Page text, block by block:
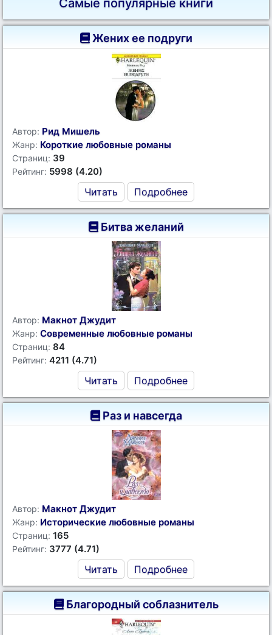
Самые популярные книги
Жених ее подруги
Автор: Рид Мишель
Жанр: Короткие любовные романы
Страниц: 39
Рейтинг: 5998 (4.20)
Читать Подробнее
Битва желаний
Автор: Макнот Джудит
Жанр: Современные любовные романы
Страниц: 84
Рейтинг: 4211 (4.71)
Читать Подробнее
Раз и навсегда
Автор: Макнот Джудит
Жанр: Исторические любовные романы
Страниц: 165
Рейтинг: 3777 (4.71)
Читать Подробнее
Благородный соблазнитель